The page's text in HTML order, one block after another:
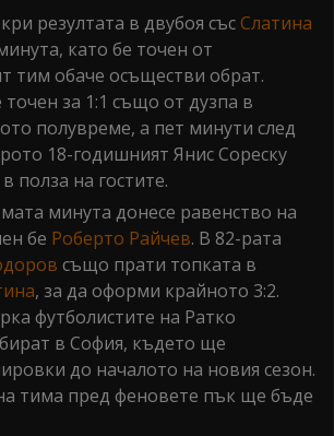
резултата в двубоя съсСлатина
като бе точен от
тим обаче осъществи обрат.
за 1:1 също от дузпа в
полувреме, а пет минути след
18-годишният Янис Сореску
полза на гостите.
минута донесе равенство на
бе Роберто Райчев. В 82-рата
също прати топката в
, за да оформи крайното 3:2.
футболистите на Ратко
в София, където ще
до началото на новия сезон.
тима пред феновете пък ще бъде